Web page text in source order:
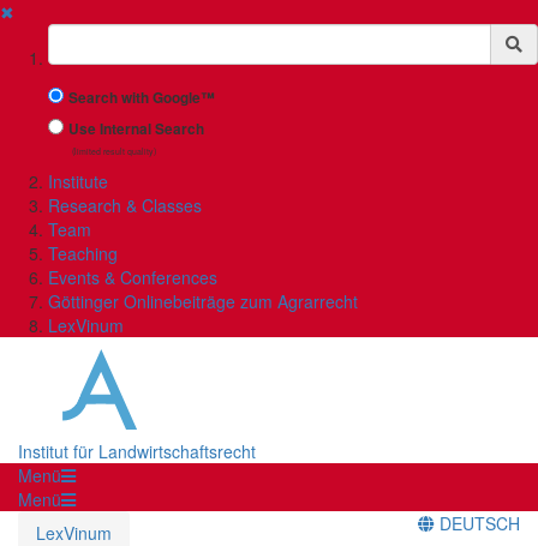
✖
Suchbegriff
Search with Google™
Use Internal Search
(limited result quality)
Institute
Research & Classes
Team
Teaching
Events & Conferences
Göttinger Onlinebeiträge zum Agrarrecht
LexVinum
Institut für Landwirtschaftsrecht
Menü
Menü
LexVinum
DEUTSCH